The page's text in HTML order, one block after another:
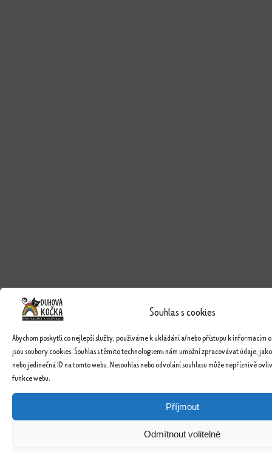
Souhlas s cookies
Abychom poskytli co nejlepší služby, používáme k ukládání a/nebo přístupu k informacím
jsou soubory cookies. Souhlas s těmito technologiemi nám umožní zpracovávat údaje,
nebo jedinečná ID na tomto webu. Nesouhlas nebo odvolání souhlasu může nepříznivě
funkce webu.
Příjmout
Odmítnout volitelné